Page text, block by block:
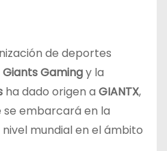
de deportes
Giants Gamingy la
ha dado origen a GIANTX,
se embarcará en la
mundial en el ámbito